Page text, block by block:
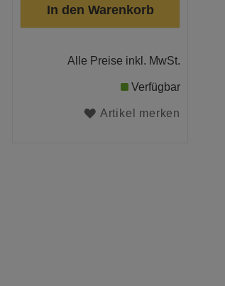
In den Warenkorb
Alle Preise inkl. MwSt.
Verfügbar
Artikel merken